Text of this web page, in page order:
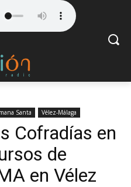
Santa Vélez-Málaga
Cofradías en
de
en Vélez